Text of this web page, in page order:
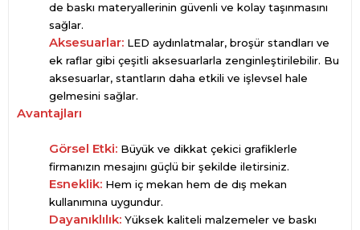
de baskı materyallerinin güvenli ve kolay taşınmasını
sağlar.
Aksesuarlar: LED aydınlatmalar, broşür standları ve
ek raflar gibi çeşitli aksesuarlarla zenginleştirilebilir. Bu
aksesuarlar, stantların daha etkili ve işlevsel hale
gelmesini sağlar.
Avantajları
Görsel Etki: Büyük ve dikkat çekici grafiklerle
firmanızın mesajını güçlü bir şekilde iletirsiniz.
Esneklik: Hem iç mekan hem de dış mekan
kullanımına uygundur.
Dayanıklılık: Yüksek kaliteli malzemeler ve baskı